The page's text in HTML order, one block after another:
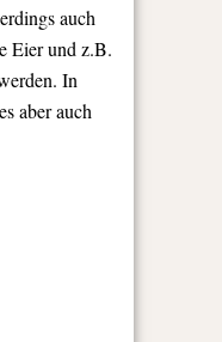
auch
Eier und z.B.
In
aber auch